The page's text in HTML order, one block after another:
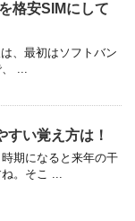
格安SIMにして
、最初はソフトバン
...
すい覚え方は！
期になると来年の干
。そこ ...